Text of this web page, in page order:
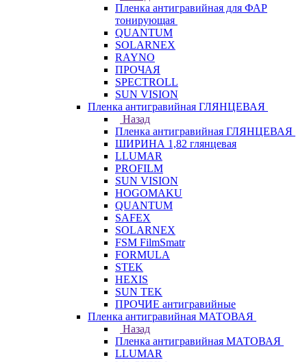
Пленка антигравийная для ФАР
тонирующая
QUANTUM
SOLARNEX
RAYNO
ПРОЧАЯ
SPECTROLL
SUN VISION
Пленка антигравийная ГЛЯНЦЕВАЯ
Назад
Пленка антигравийная ГЛЯНЦЕВАЯ
ШИРИНА 1,82 глянцевая
LLUMAR
PROFILM
SUN VISION
HOGOMAKU
QUANTUM
SAFEX
SOLARNEX
FSM FilmSmatr
FORMULA
STEK
HEXIS
SUN TEK
ПРОЧИЕ антигравийные
Пленка антигравийная МАТОВАЯ
Назад
Пленка антигравийная МАТОВАЯ
LLUMAR